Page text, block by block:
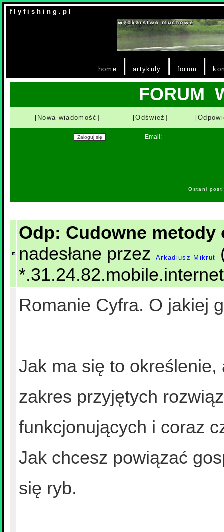
f l y f i s h i n g . p l
home |artykuły | forum |
FORUM
[Nowa wiadomość] [Odśwież]
Email:
Ostani
Odp: Cudowne metody
nadesłane przez
Arkadiusz Mikrut
Romanie Cyfra. O jakiej
Jak ma się to określenie,
zakres przyjętych
funkcjonujących i coraz
Jak chcesz powiązać
się ryb.